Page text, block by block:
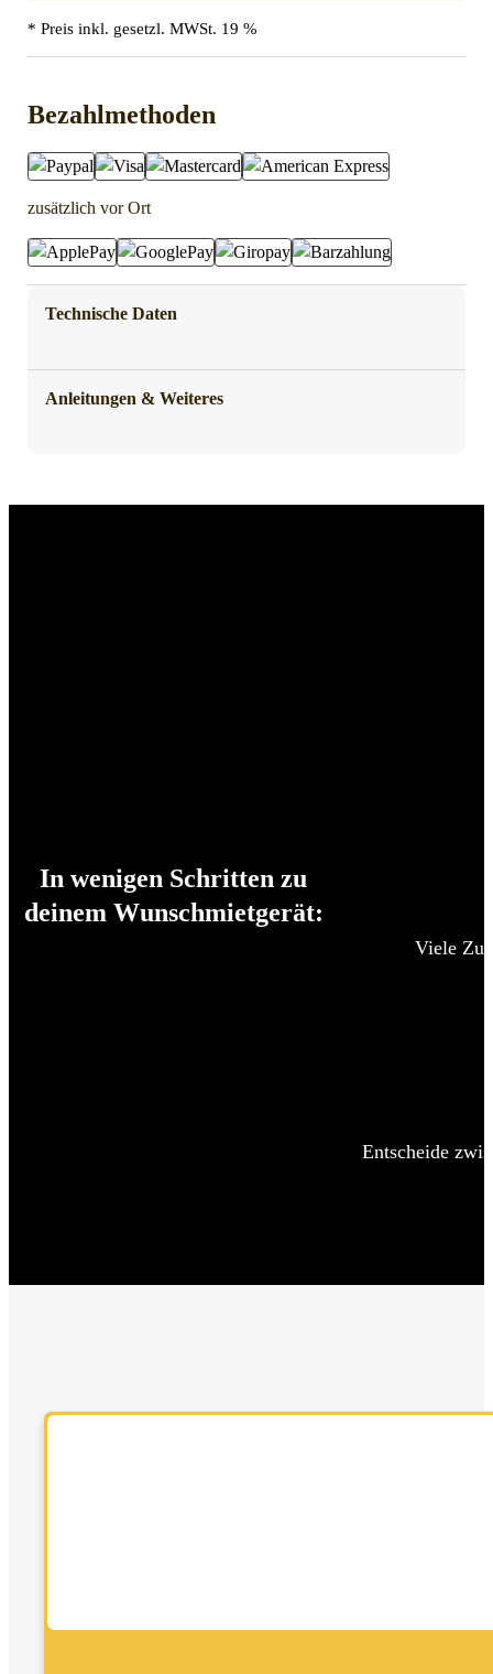
* Preis inkl. gesetzl. MWSt. 19 %
Bezahlmethoden
zusätzlich vor Ort
Technische Daten
Anleitungen & Weiteres
In wenigen Schritten zu
deinem Wunschmietgerät:
Viele
Entscheide